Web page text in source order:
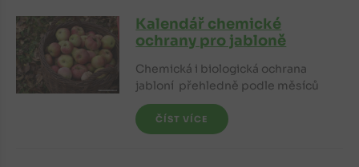
Kalendář chemické
ochrany pro jabloně
Chemická i biologická ochrana
jabloní přehledně podle měsíců
ČÍST VÍCE